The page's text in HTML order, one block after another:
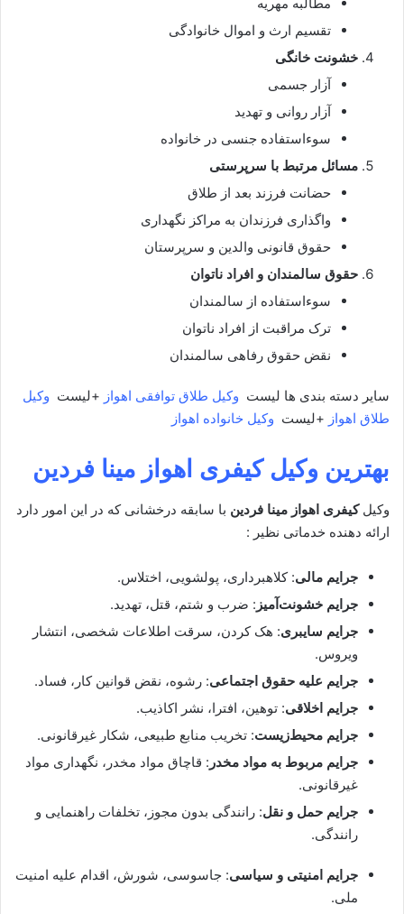
تقسیم ارث و اموال خانوادگی
خشونت خانگی
آزار جسمی
آزار روانی و تهدید
سوءاستفاده جنسی در خانواده
مسائل مرتبط با سرپرستی
حضانت فرزند بعد از طلاق
واگذاری فرزندان به مراکز نگهداری
حقوق قانونی والدین و سرپرستان
حقوق سالمندان و افراد ناتوان
سوءاستفاده از سالمندان
ترک مراقبت از افراد ناتوان
نقض حقوق رفاهی سالمندان
سایر دسته بندی ها لیست وکیل طلاق توافقی اهواز +لیست وکیل
طلاق اهواز +لیست وکیل خانواده اهواز
بهترین وکیل کیفری اهواز مینا فردین
وکیلکیفری اهواز مینا فردین با سابقه درخشانی که در این امور دارد
ارائه دهنده خدماتی نظیر :
جرایم مالی: کلاهبرداری، پولشویی، اختلاس.
جرایم خشونت‌آمیز : ضرب و شتم، قتل، تهدید.
جرایم سایبری: هک کردن، سرقت اطلاعات شخصی، انتشار
ویروس.
جرایم علیه حقوق اجتماعی: رشوه، نقض قوانین کار، فساد.
جرایم اخلاقی: توهین، افترا، نشر اکاذیب.
جرایم محیط‌زیست: تخریب منابع طبیعی، شکار غیرقانونی.
جرایم مربوط به مواد مخدر : قاچاق مواد مخدر، نگهداری مواد
غیرقانونی.
جرایم حمل و نقل: رانندگی بدون مجوز، تخلفات راهنمایی و
رانندگی.
جرایم امنیتی و سیاسی: جاسوسی، شورش، اقدام علیه امنیت
ملی.